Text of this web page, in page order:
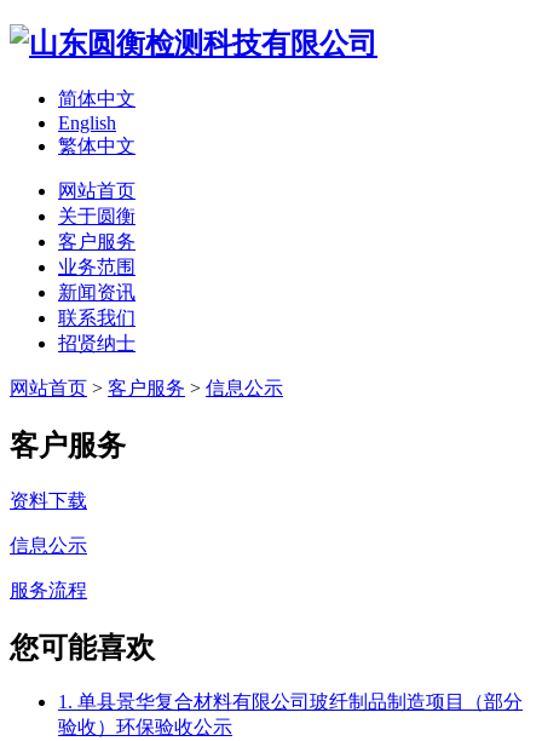
简体中文
English
繁体中文
网站首页
关于圆衡
客户服务
业务范围
新闻资讯
联系我们
招贤纳士
网站首页 > 客户服务 > 信息公示
客户服务
资料下载
信息公示
服务流程
您可能喜欢
1. 单县景华复合材料有限公司玻纤制品制造项目（部分
验收）环保验收公示